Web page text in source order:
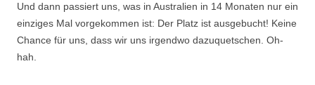
Und dann passiert uns, was in Australien in 14 Monaten nur ein
einziges Mal vorgekommen ist: Der Platz ist ausgebucht! Keine
Chance für uns, dass wir uns irgendwo dazuquetschen. Oh-
hah.